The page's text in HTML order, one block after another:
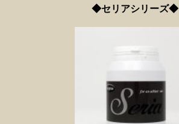
◆セリアシリーズ◆